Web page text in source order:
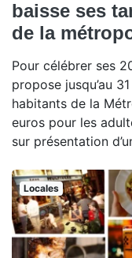
baisse ses
de la
Pour célébrer ses
propose jusqu’au
habitants de la
euros pour les
sur présentation
Locales